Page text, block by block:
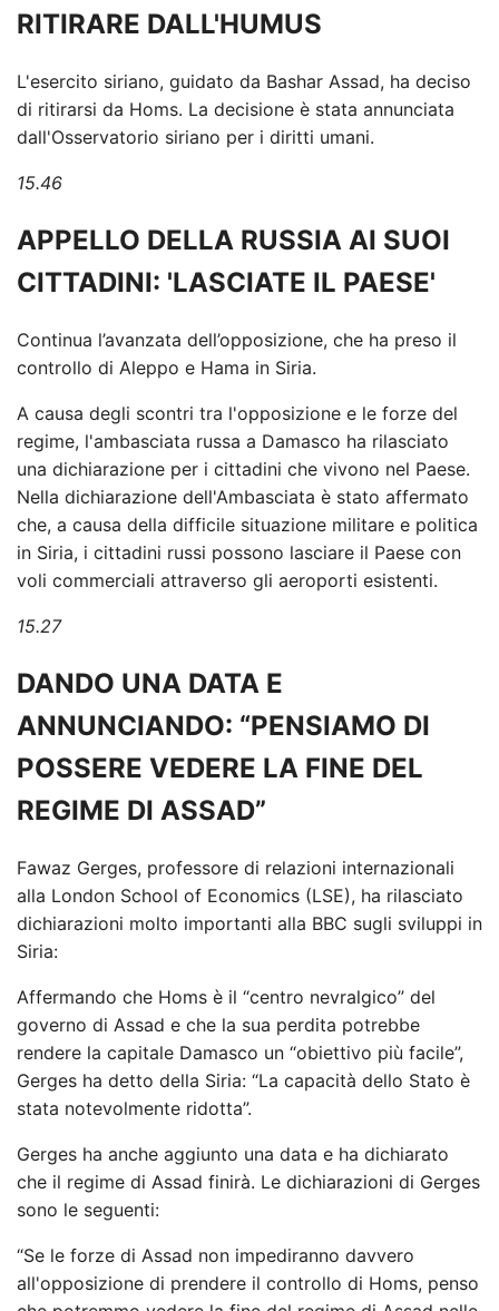
RITIRARE DALL'HUMUS
L'esercito siriano, guidato da Bashar Assad, ha deciso
di ritirarsi da Homs. La decisione è stata annunciata
dall'Osservatorio siriano per i diritti umani.
15.46
APPELLO DELLA RUSSIA AI SUOI ​​
CITTADINI: 'LASCIATE IL PAESE'
Continua l’avanzata dell’opposizione, che ha preso il
controllo di Aleppo e Hama in Siria.
A causa degli scontri tra l'opposizione e le forze del
regime, l'ambasciata russa a Damasco ha rilasciato
una dichiarazione per i cittadini che vivono nel Paese.
Nella dichiarazione dell'Ambasciata è stato affermato
che, a causa della difficile situazione militare e politica
in Siria, i cittadini russi possono lasciare il Paese con
voli commerciali attraverso gli aeroporti esistenti.
15.27
DANDO UNA DATA E
ANNUNCIANDO: “PENSIAMO DI
POSSERE VEDERE LA FINE DEL
REGIME DI ASSAD”
Fawaz Gerges, professore di relazioni internazionali
alla London School of Economics (LSE), ha rilasciato
dichiarazioni molto importanti alla BBC sugli sviluppi in
Siria:
Affermando che Homs è il “centro nevralgico” del
governo di Assad e che la sua perdita potrebbe
rendere la capitale Damasco un “obiettivo più facile”,
Gerges ha detto della Siria: “La capacità dello Stato è
stata notevolmente ridotta”.
Gerges ha anche aggiunto una data e ha dichiarato
che il regime di Assad finirà. Le dichiarazioni di Gerges
sono le seguenti:
“Se le forze di Assad non impediranno davvero
all'opposizione di prendere il controllo di Homs, penso